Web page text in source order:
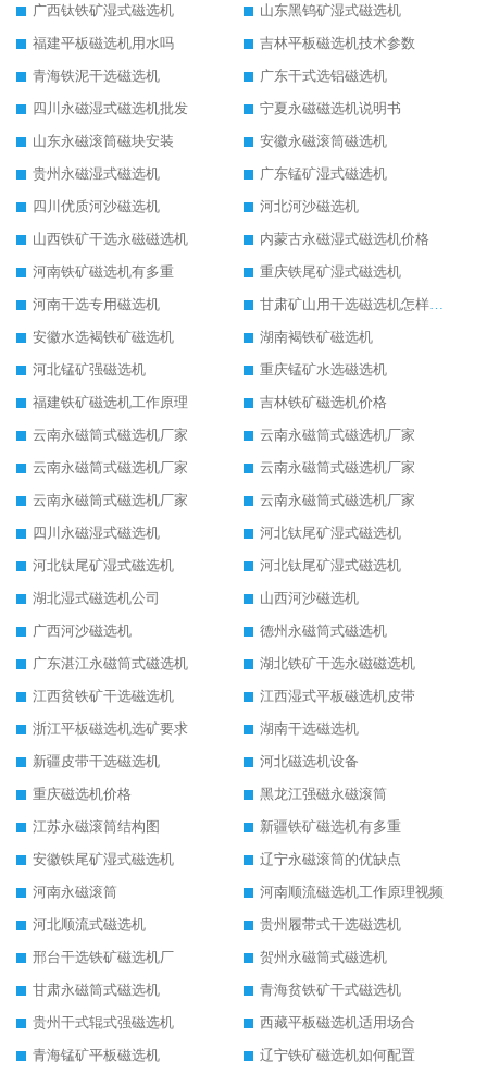
广西钛铁矿湿式磁选机
山东黑钨矿湿式磁选机
福建平板磁选机用水吗
吉林平板磁选机技术参数
青海铁泥干选磁选机
广东干式选铝磁选机
四川永磁湿式磁选机批发
宁夏永磁磁选机说明书
山东永磁滚筒磁块安装
安徽永磁滚筒磁选机
贵州永磁湿式磁选机
广东锰矿湿式磁选机
四川优质河沙磁选机
河北河沙磁选机
山西铁矿干选永磁磁选机
内蒙古永磁湿式磁选机价格
河南铁矿磁选机有多重
重庆铁尾矿湿式磁选机
河南干选专用磁选机
甘肃矿山用干选磁选机怎样调磁
安徽水选褐铁矿磁选机
湖南褐铁矿磁选机
河北锰矿强磁选机
重庆锰矿水选磁选机
福建铁矿磁选机工作原理
吉林铁矿磁选机价格
云南永磁筒式磁选机厂家
云南永磁筒式磁选机厂家
云南永磁筒式磁选机厂家
云南永磁筒式磁选机厂家
云南永磁筒式磁选机厂家
云南永磁筒式磁选机厂家
四川永磁湿式磁选机
河北钛尾矿湿式磁选机
河北钛尾矿湿式磁选机
河北钛尾矿湿式磁选机
湖北湿式磁选机公司
山西河沙磁选机
广西河沙磁选机
德州永磁筒式磁选机
广东湛江永磁筒式磁选机
湖北铁矿干选永磁磁选机
江西贫铁矿干选磁选机
江西湿式平板磁选机皮带
浙江平板磁选机选矿要求
湖南干选磁选机
新疆皮带干选磁选机
河北磁选机设备
重庆磁选机价格
黑龙江强磁永磁滚筒
江苏永磁滚筒结构图
新疆铁矿磁选机有多重
安徽铁尾矿湿式磁选机
辽宁永磁滚筒的优缺点
河南永磁滚筒
河南顺流磁选机工作原理视频
河北顺流式磁选机
贵州履带式干选磁选机
邢台干选铁矿磁选机厂
贺州永磁筒式磁选机
甘肃永磁筒式磁选机
青海贫铁矿干式磁选机
贵州干式辊式强磁选机
西藏平板磁选机适用场合
青海锰矿平板磁选机
辽宁铁矿磁选机如何配置